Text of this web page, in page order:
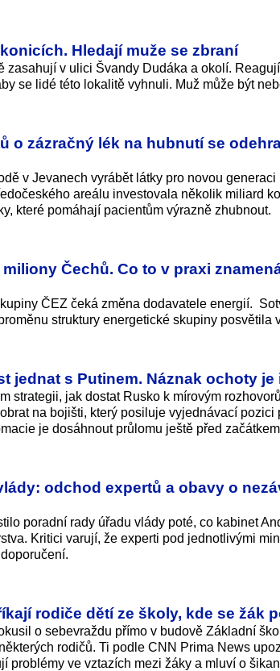
Hledají muže se zbraní
zasahují v ulici Švandy Dudáka a okolí.
se lidé této lokalitě vyhnuli. Muž může být
o zázračný lék na hubnutí se
v Jevanech vyrábět látky pro novou
areálu investovala několik miliard
které pomáhají pacientům výrazně zhubnout.
Čechů. Co to v praxi
ČEZ čeká změna dodavatele energií.
struktury energetické skupiny posvětila
jednat s Putinem. Náznak ochoty je
strategii, jak dostat Rusko k mírovým
na bojišti, který posiluje vyjednávací pozici
je dosáhnout průlomu ještě před
odchod expertů a obavy o
poradní rady úřadu vlády poté, co kabinet
Kritici varují, že experti pod jednotlivými
rodiče dětí ze školy, kde se žák
o sebevraždu přímo v budově Základní
rodičů. Ti podle CNN Prima News
problémy ve vztazích mezi žáky a mluví o